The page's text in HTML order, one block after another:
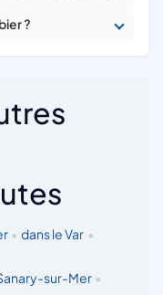
?
• dans le Var •
sur-Mer •